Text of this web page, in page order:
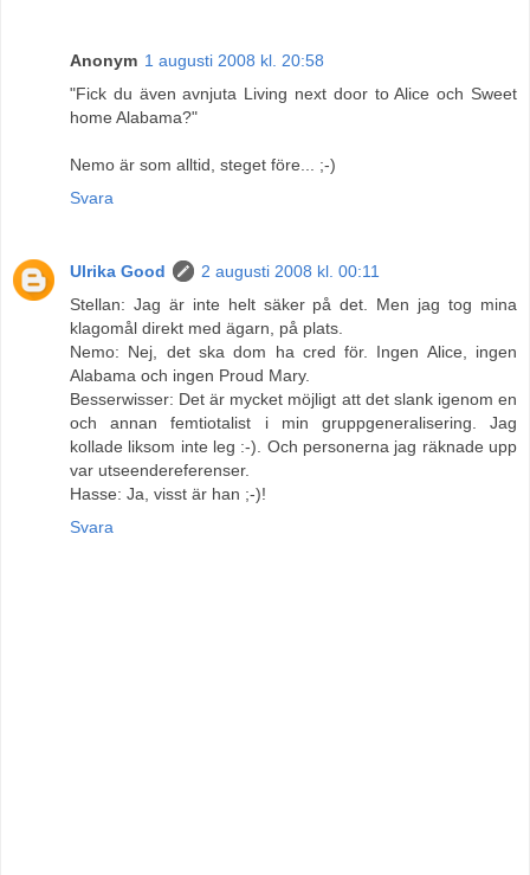
Anonym 1 augusti 2008 kl. 20:58
"Fick du även avnjuta Living next door to Alice och Sweet
home Alabama?"
Nemo är som alltid, steget före... ;-)
Svara
Ulrika Good
2 augusti 2008 kl. 00:11
Stellan: Jag är inte helt säker på det. Men jag tog mina
klagomål direkt med ägarn, på plats.
Nemo: Nej, det ska dom ha cred för. Ingen Alice, ingen
Alabama och ingen Proud Mary.
Besserwisser: Det är mycket möjligt att det slank igenom en
och annan femtiotalist i min gruppgeneralisering. Jag
kollade liksom inte leg :-). Och personerna jag räknade upp
var utseendereferenser.
Hasse: Ja, visst är han ;-)!
Svara